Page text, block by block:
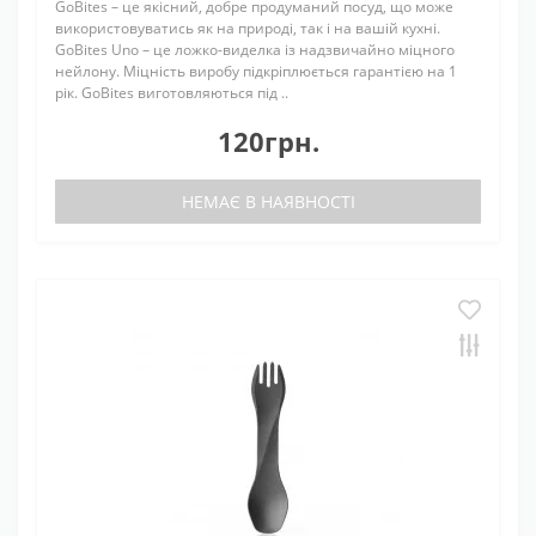
GoBites – це якісний, добре продуманий посуд, що може
використовуватись як на природі, так і на вашій кухні.
GoBites Uno – це ложко-виделка із надзвичайно міцного
нейлону. Міцність виробу підкріплюється гарантією на 1
рік. GoBites виготовляються під ..
120грн.
НЕМАЄ В НАЯВНОСТІ